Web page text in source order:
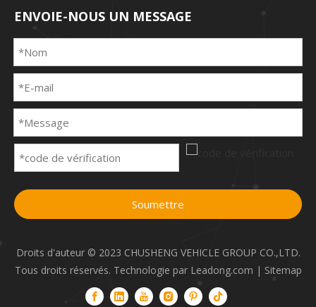
ENVOIE-NOUS UN MESSAGE
Soumettre
Droits d'auteur © 2023 CHUSHENG VEHICLE GROUP CO.,LTD.
Tous droits réservés. Technologie par Leadong.com | Sitemap